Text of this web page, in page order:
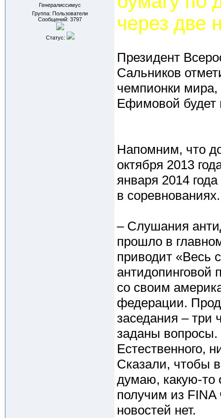
Генералиссимус
Группа: Пользователи
Сообщений: 3797
Статус:
через две
Президент
Сальников
чемпионки
Ефимовой будет
Напомним, что
октября 2013
января 2014
в соревнованиях.
– Слушания
прошло в
приводит «Весь
антидопинговой
со своим
федерации.
заседания –
заданы вопросы.
Естественного,
Сказали, чтобы
думаю, какую-то
получим из FINA
новостей нет.